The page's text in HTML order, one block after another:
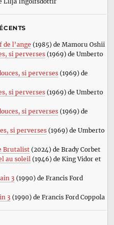
l’ange (1985) de Mamoru Oshii
si perverses(1969) de Umberto
si perverses(1969) de
si perverses(1969) de Umberto
si perverses(1969) de
si perverses(1969) de Umberto
Brutalist(2024) de Brady Corbet
au soleil (1946) de King Vidor et
3 (1990) de Francis Ford
3 (1990) de Francis Ford Coppola